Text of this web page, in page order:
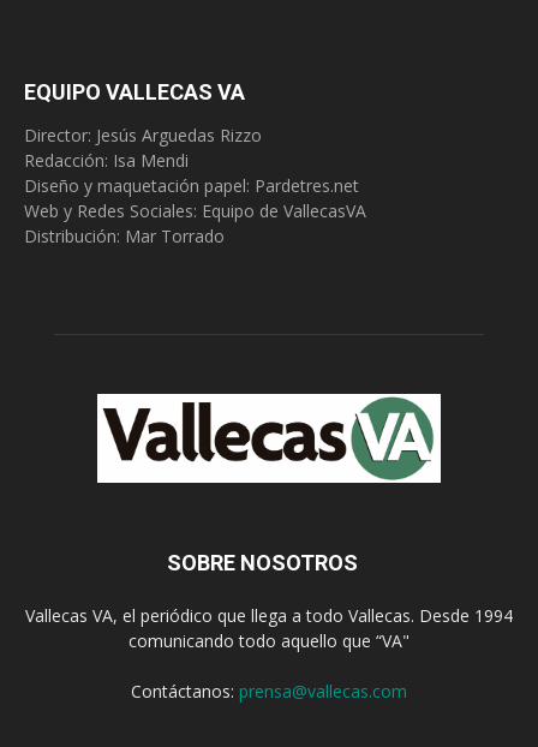
EQUIPO VALLECAS VA
Director: Jesús Arguedas Rizzo
Redacción: Isa Mendi
Diseño y maquetación papel: Pardetres.net
Web y Redes Sociales: Equipo de VallecasVA
Distribución: Mar Torrado
SOBRE NOSOTROS
Vallecas VA, el periódico que llega a todo Vallecas. Desde 1994
comunicando todo aquello que “VA"
Contáctanos: prensa@vallecas.com